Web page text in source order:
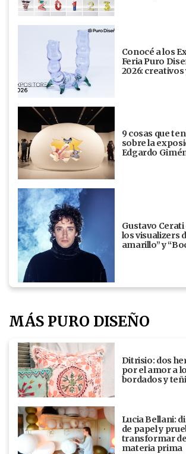
Conocé a los
Feria Puro
2026:
9 cosas que
sobre la
Edgardo
Gustavo
los visualizers
amarillo” y
MÁS PURO DISEÑO
Ditrisio: dos
por el amor a
bordados y
Lucia Bellani:
de papel y
transformar
materia prima